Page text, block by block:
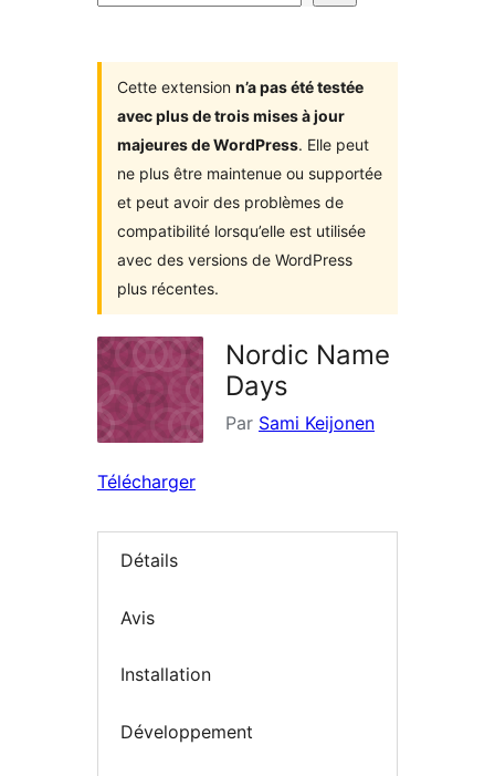
Cette extension n’a pas été testée
avec plus de trois mises à jour
majeures de WordPress. Elle peut
ne plus être maintenue ou supportée
et peut avoir des problèmes de
compatibilité lorsqu’elle est utilisée
avec des versions de WordPress
plus récentes.
Nordic Name
Days
Par Sami Keijonen
Télécharger
Détails
Avis
Installation
Développement